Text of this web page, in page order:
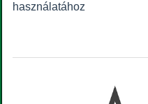
használatához